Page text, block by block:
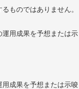
ものではありません。
用成果を予想または示
成果を予想または示唆